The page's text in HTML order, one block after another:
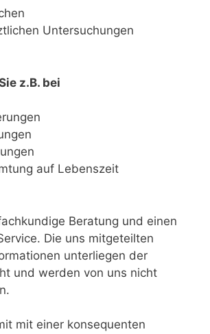
Untersuchungen
z.B. bei
auf Lebenszeit
Beratung und einen
Die uns mitgeteilten
unterliegen der
und werden von uns nicht
mit einer konsequenten